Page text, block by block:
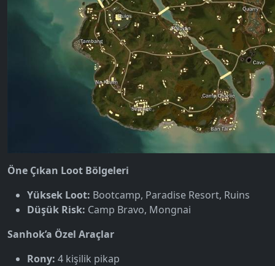
Öne Çıkan Loot Bölgeleri
Yüksek Loot: Bootcamp, Paradise Resort, Ruins
Düşük Risk: Camp Bravo, Mongnai
Sanhok’a Özel Araçlar
Rony: 4 kişilik pikap